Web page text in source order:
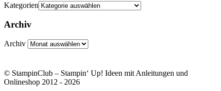
Kategorien
Archiv
Archiv
© StampinClub – Stampin‘ Up! Ideen mit Anleitungen und
Onlineshop 2012 - 2026